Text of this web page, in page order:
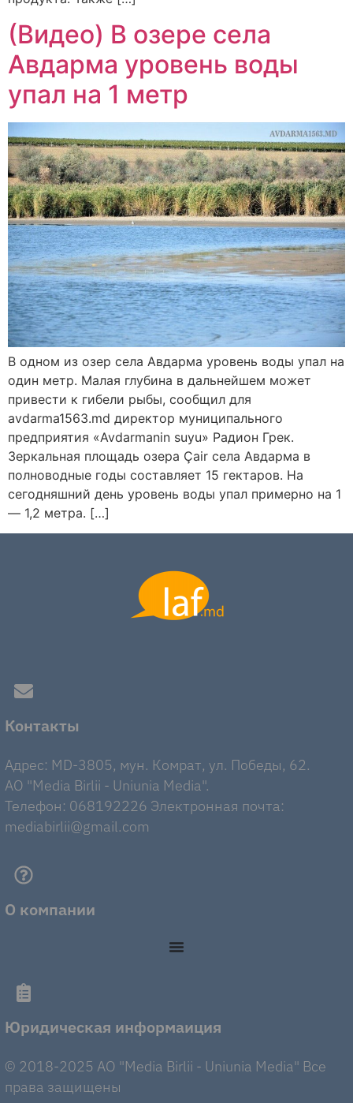
(Видео) В озере села
Авдарма уровень воды
упал на 1 метр
В одном из озер села Авдарма уровень воды упал на
один метр. Малая глубина в дальнейшем может
привести к гибели рыбы, сообщил для
avdarma1563.md директор муниципального
предприятия «Avdarmanin suyu» Радион Грек.
Зеркальная площадь озера Çair села Авдарма в
полноводные годы составляет 15 гектаров. На
сегодняшний день уровень воды упал примерно на 1
— 1,2 метра. […]
Контакты
Адрес: MD-3805, мун. Комрат, ул. Победы, 62.
AO "Media Birlii - Uniunia Media".
Телефон: 068192226 Электронная почта:
mediabirlii@gmail.com
О компании
Юридическая информаиция
© 2018-2025 AO "Media Birlii - Uniunia Media" Все
права защищены